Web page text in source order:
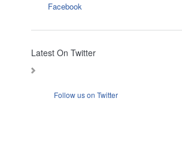
Facebook
Latest On Twitter
Follow us on Twitter